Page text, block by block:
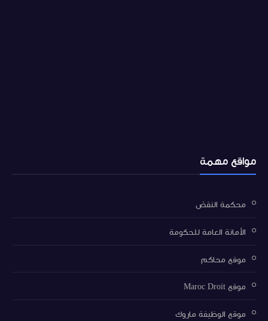
مواقع مهمة
محكمة النقض
الأمانة العامة للحكومة
موقع محاكم
موقع Maroc Droit
موقع الوظيفة ماروك